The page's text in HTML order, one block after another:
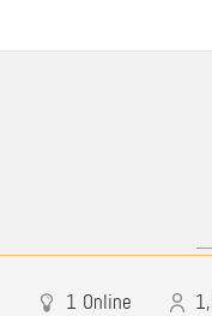
1 Online